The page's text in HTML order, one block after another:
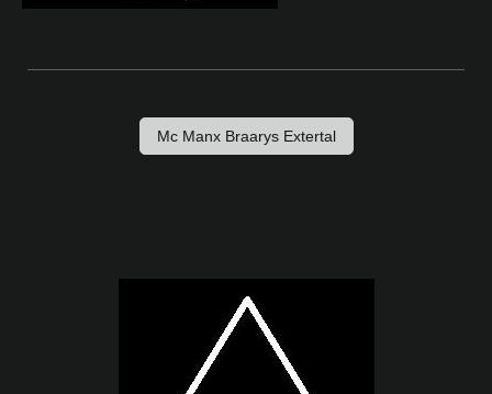
Mc Manx Braarys Extertal